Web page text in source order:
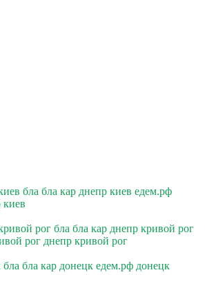
бла бла кар днепр киев едем.рф
киев
рог бла бла кар днепр кривой рог
рог днепр кривой рог
бла бла кар донецк едем.рф донецк